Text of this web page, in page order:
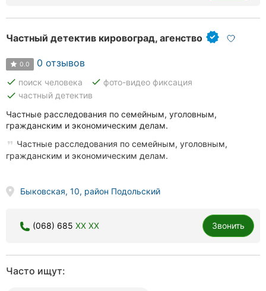
Черкассы
Черновцы
Сумы
Ивано-
Франковск
Луцк
Частный детектив кировоград, агенство
0.0 0 отзывов
done поиск человека done фото-видео фиксация
done частный детектив
Частные расследования по семейным, уголовным,
гражданским и экономическим делам.
Частные расследования по семейным, уголовным,
гражданским и экономическим делам.
Быковская, 10, район Подольский
(068) 685 XX XX Звонить
Часто ищут: